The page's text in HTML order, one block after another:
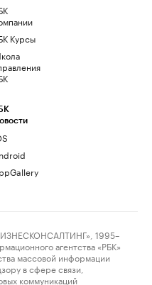
Курсы
1995–
агентства «РБК»
массовой информации
в сфере связи,
коммуникаций